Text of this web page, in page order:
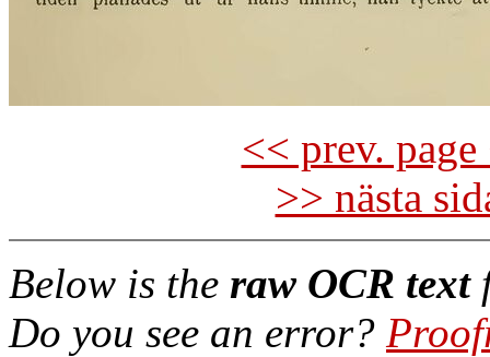
<< prev.
>> nästa
Below is the raw OCR text
Do you see an error?